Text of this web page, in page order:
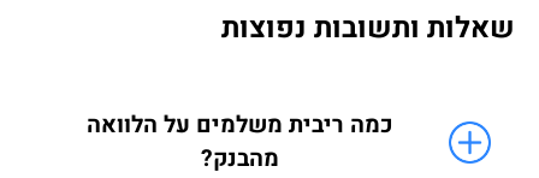
שאלות ותשובות נפוצות
כמה ריבית משלמים על הלוואה
מהבנק?